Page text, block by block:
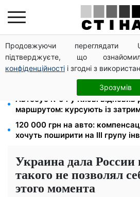
Продовжуючи переглядати
підтверджуєте, що
конфіденційності і згодні з
Зрозумів
Зарплата 30 000 грн — пенсія
пояснив формулу розрахунку
До 19 400 грн на дрова: ПФУ
субсидію для власників
Автобус №54 у Києві відновив
маршрутом: курсують із
120 000 грн на авто:
хочуть поширити на III групу
Украина дала России
такого не позволял
этого момента